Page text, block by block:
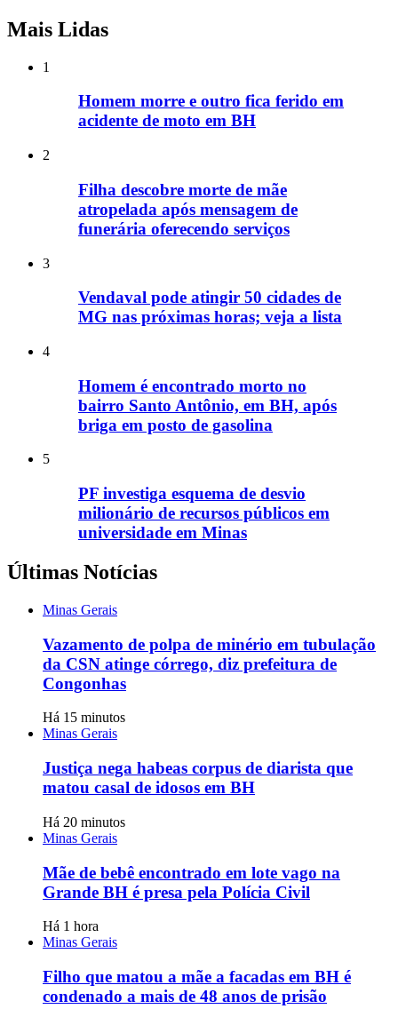
Mais Lidas
1
Homem morre e outro fica ferido em
acidente de moto em BH
2
Filha descobre morte de mãe
atropelada após mensagem de
funerária oferecendo serviços
3
Vendaval pode atingir 50 cidades de
MG nas próximas horas; veja a lista
4
Homem é encontrado morto no
bairro Santo Antônio, em BH, após
briga em posto de gasolina
5
PF investiga esquema de desvio
milionário de recursos públicos em
universidade em Minas
Últimas Notícias
Minas Gerais
Vazamento de polpa de minério em tubulação
da CSN atinge córrego, diz prefeitura de
Congonhas
Há 15 minutos
Minas Gerais
Justiça nega habeas corpus de diarista que
matou casal de idosos em BH
Há 20 minutos
Minas Gerais
Mãe de bebê encontrado em lote vago na
Grande BH é presa pela Polícia Civil
Há 1 hora
Minas Gerais
Filho que matou a mãe a facadas em BH é
condenado a mais de 48 anos de prisão